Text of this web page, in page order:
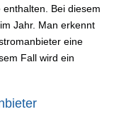
Bei diesem
Jahr. Man erkennt
eine
Fall wird ein